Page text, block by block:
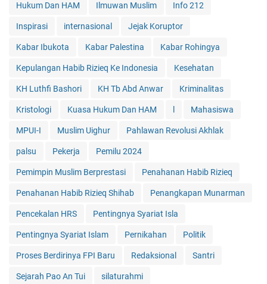
Hukum Dan HAM Ilmuwan Muslim Info 212
Inspirasi internasional Jejak Koruptor
Kabar Ibukota Kabar Palestina Kabar Rohingya
Kepulangan Habib Rizieq Ke Indonesia Kesehatan
KH Luthfi Bashori KH Tb Abd Anwar Kriminalitas
Kristologi Kuasa Hukum Dan HAM Mahasiswa
MPUI-I Muslim Uighur Pahlawan Revolusi Akhlak
palsu Pekerja Pemilu 2024
Pemimpin Muslim Berprestasi Penahanan Habib Rizieq
Penahanan Habib Rizieq Shihab Penangkapan Munarman
Pencekalan HRS Pentingnya Syariat Isla
Pentingnya Syariat Islam Pernikahan Politik
Proses Berdirinya FPI Baru Redaksional Santri
Sejarah Pao An Tui silaturahmi